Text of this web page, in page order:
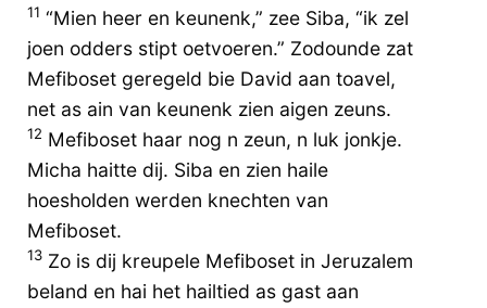
11 “Mien heer en keunenk,” zee Siba, “ik zel
joen odders stipt oetvoeren.” Zodounde zat
Mefiboset geregeld bie David aan toavel,
net as ain van keunenk zien aigen zeuns.
12 Mefiboset haar nog n zeun, n luk jonkje.
Micha haitte dij. Siba en zien haile
hoesholden werden knechten van
Mefiboset.
13 Zo is dij kreupele Mefiboset in Jeruzalem
beland en hai het hailtied as gast aan